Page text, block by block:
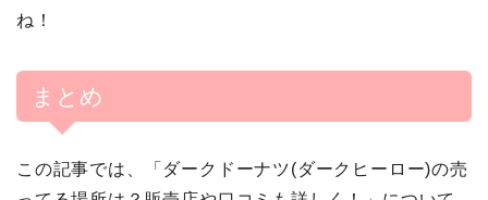
ね！
まとめ
この記事では、「ダークドーナツ(ダークヒーロー)の売